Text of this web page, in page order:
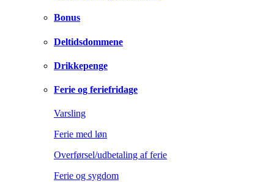
Bonus
Deltidsdommene
Drikkepenge
Ferie og feriefridage
Varsling
Ferie med løn
Overførsel/udbetaling af ferie
Ferie og sygdom